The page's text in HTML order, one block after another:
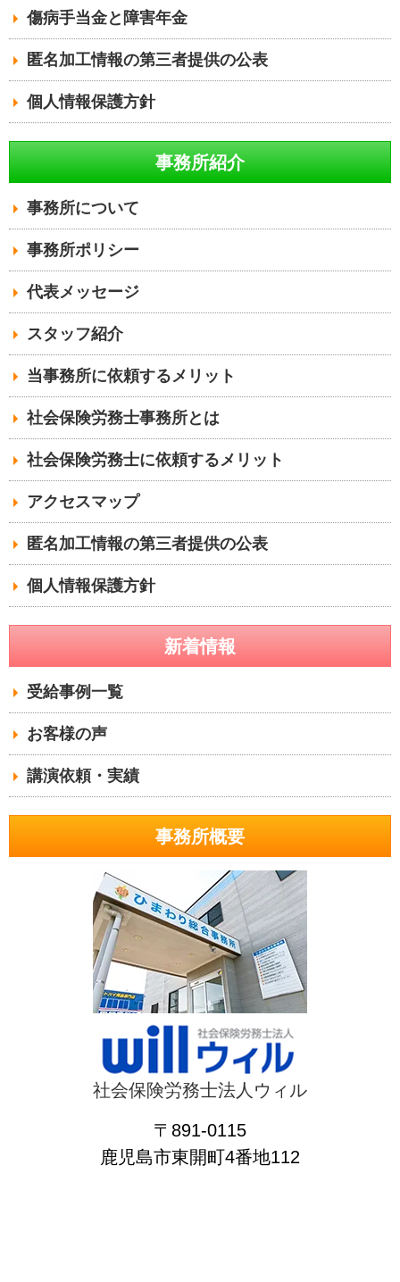
傷病手当金と障害年金
匿名加工情報の第三者提供の公表
個人情報保護方針
事務所紹介
事務所について
事務所ポリシー
代表メッセージ
スタッフ紹介
当事務所に依頼するメリット
社会保険労務士事務所とは
社会保険労務士に依頼するメリット
アクセスマップ
匿名加工情報の第三者提供の公表
個人情報保護方針
新着情報
受給事例一覧
お客様の声
講演依頼・実績
事務所概要
社会保険労務士法人ウィル
〒891-0115
鹿児島市東開町4番地112